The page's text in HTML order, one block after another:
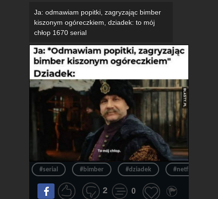
Ja: odmawiam popitki, zagryzając bimber
kiszonym ogóreczkiem, dziadek: to mój
chłop 1670 serial
#serial #bimber #dziadek #netflix
2 0